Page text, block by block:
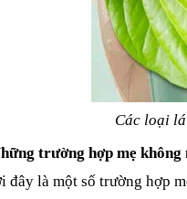
Các loại
trường hợp mẹ không
đây là một số trường hợp